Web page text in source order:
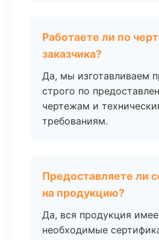
Работаете ли по
заказчика?
Да, мы изготавливаем
строго по
чертежам и
требованиям.
Предоставляете ли
на продукцию?
Да, вся продукция
необходимые